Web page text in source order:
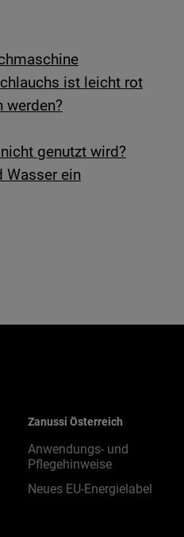
ist leicht rot
werden?
genutzt wird?
Wasser ein
Zanussi Österreich
Anwendungs- und
Pflegehinweise
Neues EU-Energielabel